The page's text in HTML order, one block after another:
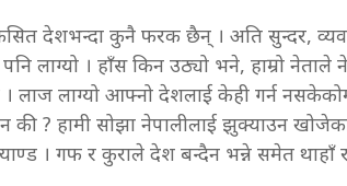
देशभन्दा कुनै फरक छैन् । अति सुन्दर,
लाग्यो । हाँस किन उठ्यो भने, हाम्रो नेताले
लाग्यो आफ्नो देशलाई केही गर्न
की ? हामी सोझा नेपालीलाई झुक्याउन
। गफ र कुराले देश बन्दैन भन्ने समेत थाहाँ